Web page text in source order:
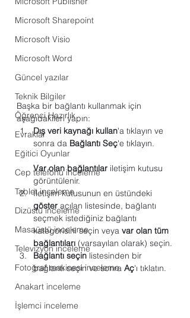
Microsoft Sharepoint
Microsoft Visio
Microsoft Word
Güncel yazılar
Teknik Bilgiler
Öğrenci Hazırlık
Evraklar
Eğitici Oyunlar
Cep telefonu inceleme
Tablet inceleme
Dizüstü inceleme
Masaüstü inceleme
Televizyon inceleme
Fotoğraf makinesi inceleme
Anakart inceleme
İşlemci inceleme
Başka bir bağlantı kullanmak için
aşağıdakileri yapın:
Dış veri kaynağı kullan'a tıklayın ve
sonra da Bağlantı Seç'e tıklayın.
Var olan bağlantılar iletişim kutusu
görüntülenir.
İletişim kutusunun en üstündeki
göster açılan listesinde, bağlantı
seçmek istediğiniz bağlantı
kategorisini seçin veya var olan tüm
bağlantıları (varsayılan olarak) seçin.
Bağlantı seçin listesinden bir
bağlantı seçin ve sonra Aç'ı tıklatın.